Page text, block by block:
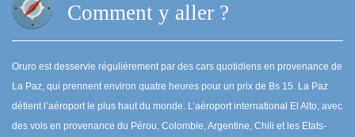
Comment y aller ?
Oruro est desservie régulièrement par des cars quotidiens en provenance de
La Paz, qui prennent environ quatre heures pour un prix de Bs 15. La Paz
détient l’aéroport le plus haut du monde. L’aéroport international El Alto, avec
des vols en provenance du Pérou, Colombie, Argentine, Chili et les Etats-